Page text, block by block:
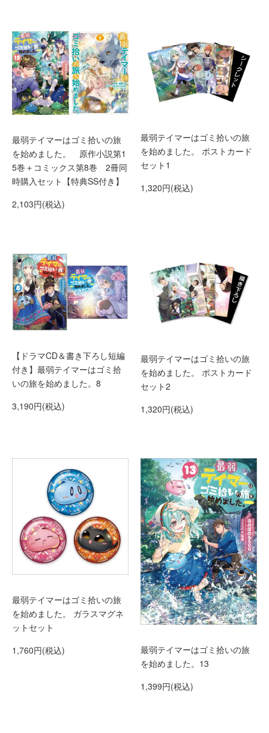
最弱テイマーはゴミ拾いの旅
を始めました。 原作小説第1
5巻＋コミックス第8巻 2冊同
時購入セット【特典SS付き】
2,103円(税込)
最弱テイマーはゴミ拾いの旅
を始めました。 ポストカード
セット1
1,320円(税込)
【ドラマCD＆書き下ろし短編
付き】最弱テイマーはゴミ拾
いの旅を始めました。8
3,190円(税込)
最弱テイマーはゴミ拾いの旅
を始めました。 ポストカード
セット2
1,320円(税込)
最弱テイマーはゴミ拾いの旅
を始めました。 ガラスマグネ
ットセット
1,760円(税込)
最弱テイマーはゴミ拾いの旅
を始めました。13
1,399円(税込)